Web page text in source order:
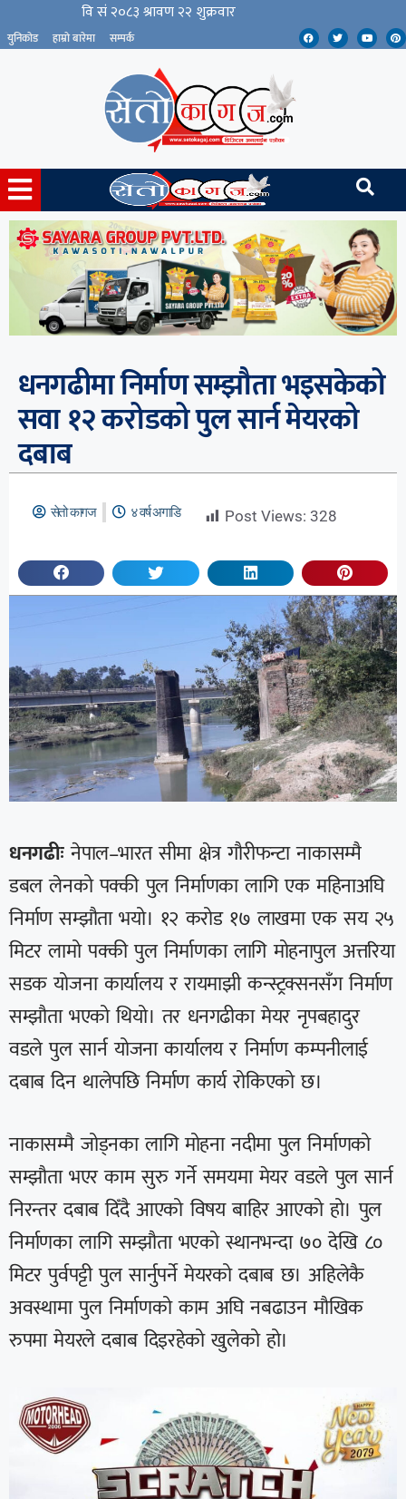
युनिकोड हाम्रो बारेमा सम्पर्क
धनगढीमा निर्माण सम्झौता भइसकेको
सवा १२ करोडको पुल सार्न मेयरको
दबाब
सेतो कागज ४ वर्ष अगाडि Post Views: 328
धनगढीःनेपाल–भारत सीमा क्षेत्र गौरीफन्टा नाकासम्मै
डबल लेनको पक्की पुल निर्माणका लागि एक महिनाअघि
निर्माण सम्झौता भयो। १२ करोड १७ लाखमा एक सय २५
मिटर लामो पक्की पुल निर्माणका लागि मोहनापुल अत्तरिया
सडक योजना कार्यालय र रायमाझी कन्स्ट्रक्सनसँग निर्माण
सम्झौता भएको थियो। तर धनगढीका मेयर नृपबहादुर
वडले पुल सार्न योजना कार्यालय र निर्माण कम्पनीलाई
दबाब दिन थालेपछि निर्माण कार्य रोकिएको छ।
नाकासम्मै जोड्नका लागि मोहना नदीमा पुल निर्माणको
सम्झौता भएर काम सुरु गर्ने समयमा मेयर वडले पुल सार्न
निरन्तर दबाब दिँदै आएको विषय बाहिर आएको हो। पुल
निर्माणका लागि सम्झौता भएको स्थानभन्दा ७० देखि ८०
मिटर पुर्वपट्टी पुल सार्नुपर्ने मेयरको दबाब छ। अहिलेकै
अवस्थामा पुल निर्माणको काम अघि नबढाउन मौखिक
रुपमा मेयरले दबाब दिइरहेको खुलेको हो।